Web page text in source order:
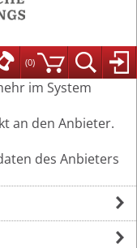
(0)
im System
an den Anbieter.
des Anbieters